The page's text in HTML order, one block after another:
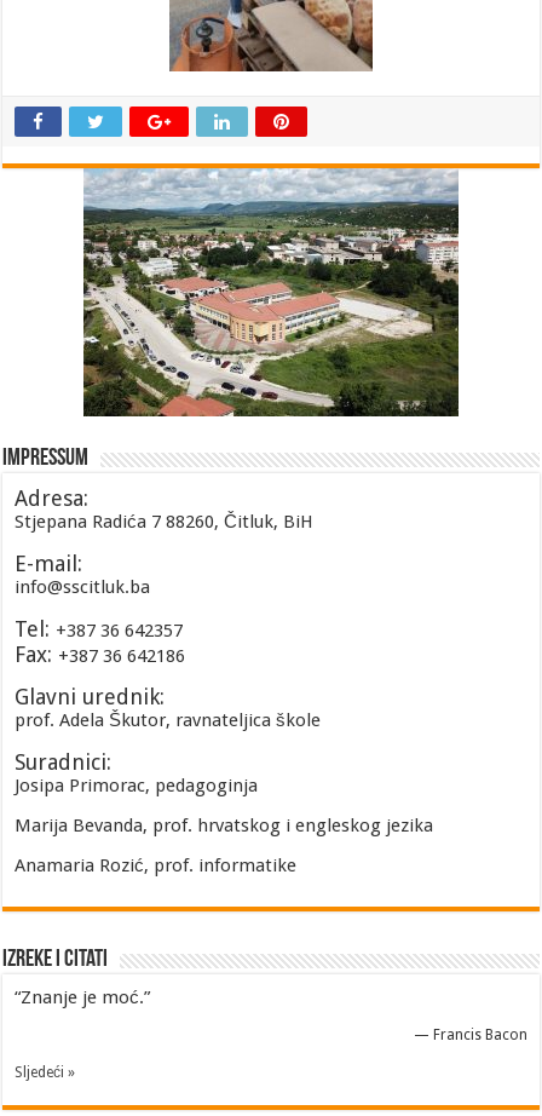
Impressum
Adresa:
Stjepana Radića 7 88260, Čitluk, BiH
E-mail:
info@sscitluk.ba
Tel: +387 36 642357
Fax: +387 36 642186
Glavni urednik:
prof. Adela Škutor, ravnateljica škole
Suradnici:
Josipa Primorac, pedagoginja
Marija Bevanda, prof. hrvatskog i engleskog jezika
Anamaria Rozić, prof. informatike
Izreke i Citati
“Znanje je moć.”
— Francis Bacon
Sljedeći »